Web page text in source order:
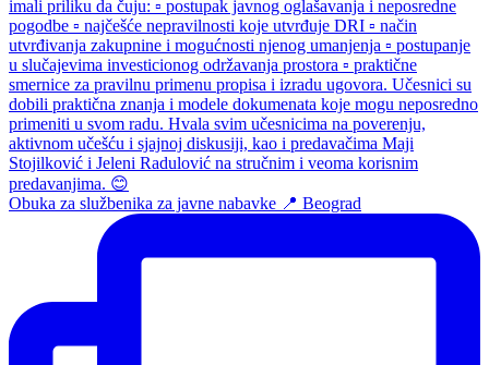
Obuka za službenika za javne nabavke 📍 Beograd